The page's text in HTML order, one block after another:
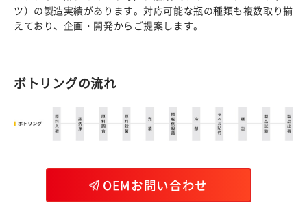
ツ）の製造実績があります。対応可能な瓶の種類も複数取り揃
えており、企画・開発からご提案します。
ボトリングの流れ
OEMお問い合わせ